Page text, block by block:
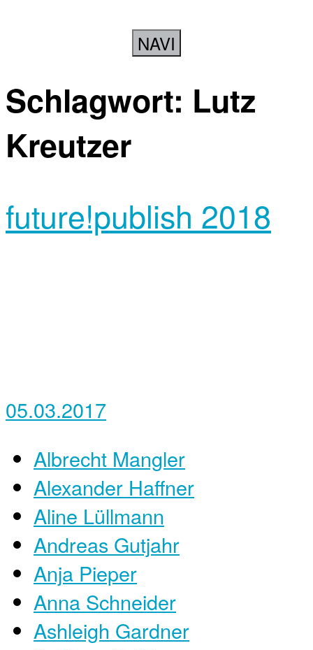
NAVI
Schlagwort: Lutz
Kreutzer
future!publish 2018
05.03.2017
Albrecht Mangler
Alexander Haffner
Aline Lüllmann
Andreas Gutjahr
Anja Pieper
Anna Schneider
Ashleigh Gardner